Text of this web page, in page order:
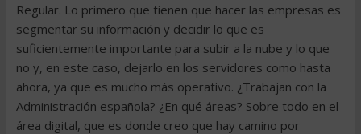
Regular. Lo primero que tienen que hacer las empresas es
segmentar su información y decidir lo que es
suficientemente importante para subir a la nube y lo que
no y, en este caso, dejarlo en los servidores como hasta
ahora, ya que es mucho más operativo. ¿Trabajan con la
Administración española? ¿En qué áreas? Sobre todo en el
área digital, que es donde creo que hay camino por